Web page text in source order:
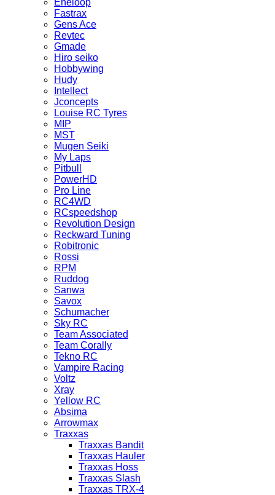
Eneloop
Fastrax
Gens Ace
Revtec
Gmade
Hiro seiko
Hobbywing
Hudy
Intellect
Jconcepts
Louise RC Tyres
MIP
MST
Mugen Seiki
My Laps
Pitbull
PowerHD
Pro Line
RC4WD
RCspeedshop
Revolution Design
Reckward Tuning
Robitronic
Rossi
RPM
Ruddog
Sanwa
Savox
Schumacher
Sky RC
Team Associated
Team Corally
Tekno RC
Vampire Racing
Voltz
Xray
Yellow RC
Absima
Arrowmax
Traxxas
Traxxas Bandit
Traxxas Hauler
Traxxas Hoss
Traxxas Slash
Traxxas TRX-4